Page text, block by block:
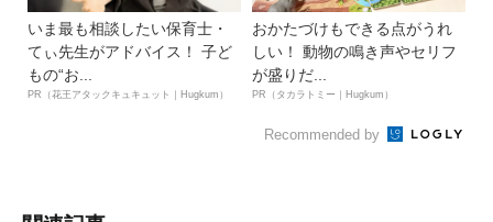
いま最も相談したい保育士・
てぃ先生がアドバイス！ 子ど
もの“お...
PR（花王アタックキュキュット｜Hugkum）
おかたづけもできる点がうれ
しい！ 動物の鳴き声やセリフ
が盛りだ...
PR（タカラトミー｜Hugkum）
Recommended by